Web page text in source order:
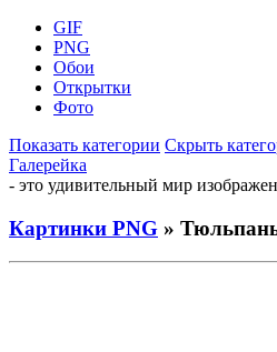
GIF
PNG
Обои
Открытки
Фото
Показать категории Скрыть
Галерейка
- это удивительный мир
Картинки PNG »